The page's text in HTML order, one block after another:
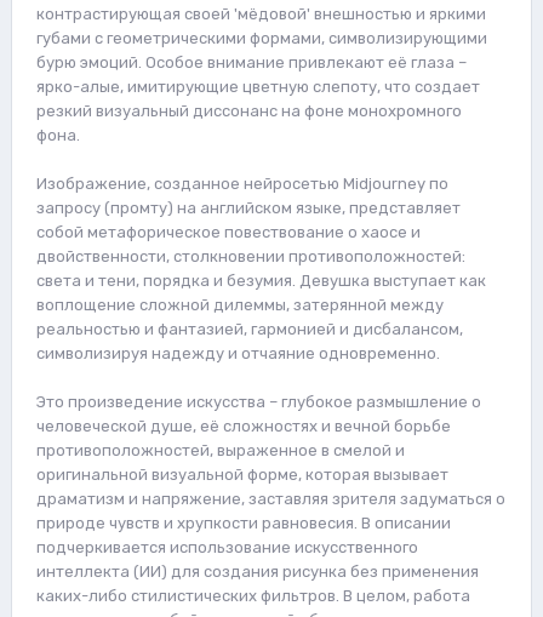
контрастирующая своей 'мёдовой' внешностью и яркими
губами с геометрическими формами, символизирующими
бурю эмоций. Особое внимание привлекают её глаза –
ярко-алые, имитирующие цветную слепоту, что создает
резкий визуальный диссонанс на фоне монохромного
фона.
Изображение, созданное нейросетью Midjourney по
запросу (промту) на английском языке, представляет
собой метафорическое повествование о хаосе и
двойственности, столкновении противоположностей:
света и тени, порядка и безумия. Девушка выступает как
воплощение сложной дилеммы, затерянной между
реальностью и фантазией, гармонией и дисбалансом,
символизируя надежду и отчаяние одновременно.
Это произведение искусства – глубокое размышление о
человеческой душе, её сложностях и вечной борьбе
противоположностей, выраженное в смелой и
оригинальной визуальной форме, которая вызывает
драматизм и напряжение, заставляя зрителя задуматься о
природе чувств и хрупкости равновесия. В описании
подчеркивается использование искусственного
интеллекта (ИИ) для создания рисунка без применения
каких-либо стилистических фильтров. В целом, работа